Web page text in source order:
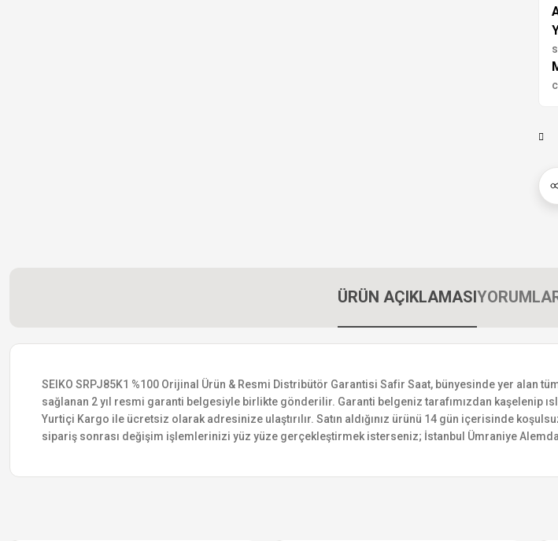
ÜRÜN AÇIKLAMASI
SEIKO SRPJ85K1 %100 Orijinal Ürün & Resmi Distribütör Garantisi Safir Saat, bünyesinde yer alan
sağlanan 2 yıl resmi garanti belgesiyle birlikte gönderilir. Garanti belgeniz tarafımızdan kaşelenip
Yurtiçi Kargo ile ücretsiz olarak adresinize ulaştırılır. Satın aldığınız ürünü 14 gün içerisinde
sipariş sonrası değişim işlemlerinizi yüz yüze gerçekleştirmek isterseniz; İstanbul Ümraniye